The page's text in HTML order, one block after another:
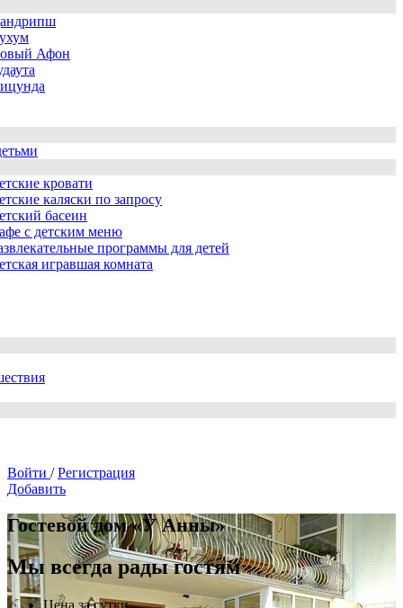
Афон
кровати
каляски по запросу
басеин
с детским меню
программы для детей
игравшая комната
Войти / Регистрация
Добавить
Гостевой дом «У Анны»
Мы всегда рады гостям
Цена за сутки